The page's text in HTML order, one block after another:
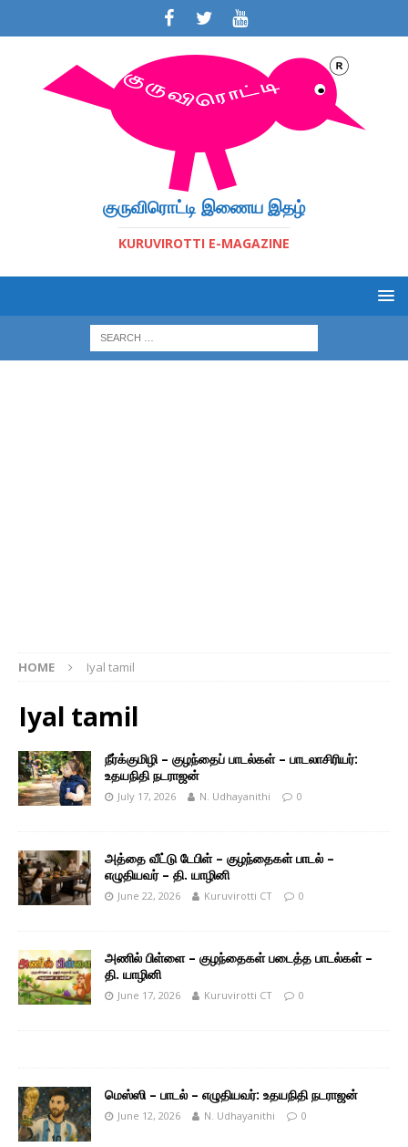
குருவிரொட்டி இணைய இதழ்
KURUVIROTTI E-MAGAZINE
HOME Iyal tamil
Iyal tamil
நீர்க்குமிழி – குழந்தைப் பாடல்கள் – பாடலாசிரியர்:
உதயநிதி நடராஜன்
July 17, 2026 N. Udhayanithi 0
அத்தை வீட்டு டேபிள் – குழந்தைகள் பாடல் –
எழுதியவர் – தி. யாழினி
June 22, 2026 Kuruvirotti CT 0
அணில் பிள்ளை – குழந்தைகள் படைத்த பாடல்கள் –
தி. யாழினி
June 17, 2026 Kuruvirotti CT 0
மெஸ்ஸி – பாடல் – எழுதியவர்: உதயநிதி நடராஜன்
June 12, 2026 N. Udhayanithi 0